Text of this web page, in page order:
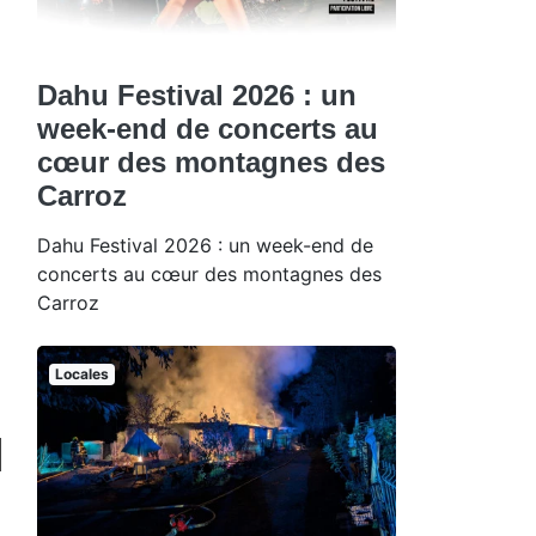
Dahu Festival 2026 : un
week-end de concerts au
cœur des montagnes des
Carroz
Dahu Festival 2026 : un week-end de
concerts au cœur des montagnes des
Carroz
Locales